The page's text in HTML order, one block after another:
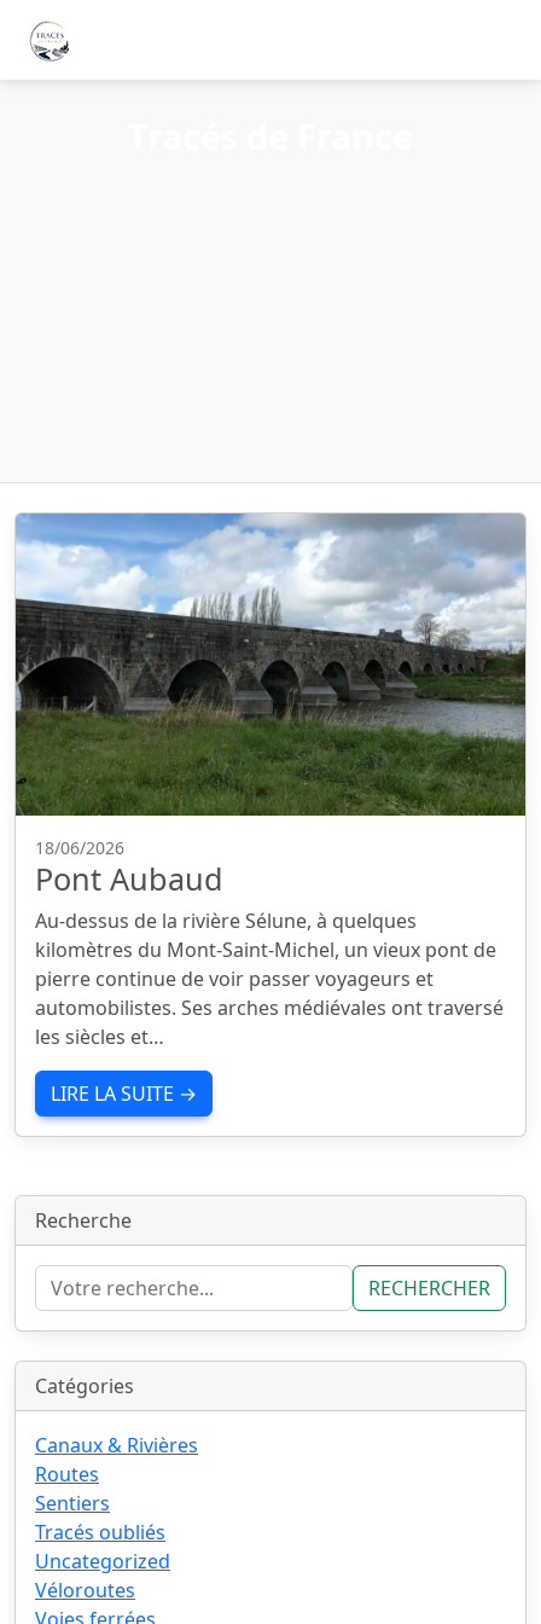
18/06/2026
Pont Aubaud
Au-dessus de la rivière Sélune, à quelques
kilomètres du Mont-Saint-Michel, un vieux pont de
pierre continue de voir passer voyageurs et
automobilistes. Ses arches médiévales ont traversé
les siècles et…
LIRE LA SUITE →
Recherche
RECHERCHER
Catégories
Canaux & Rivières
Routes
Sentiers
Tracés oubliés
Uncategorized
Véloroutes